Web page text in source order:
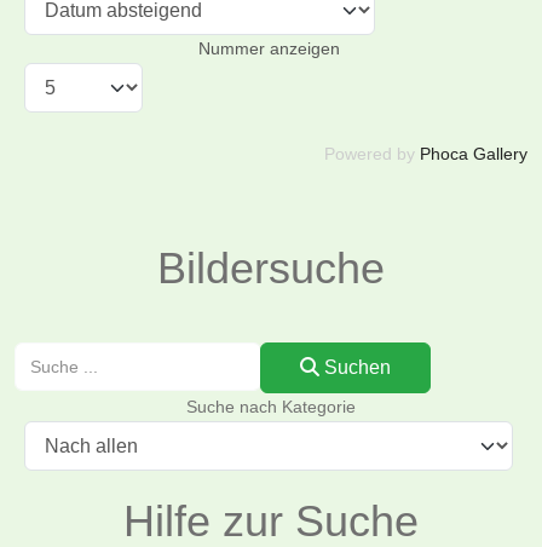
Nummer anzeigen
Powered by Phoca Gallery
Bildersuche
Suchen
Suchen
Suche nach Kategorie
Hilfe zur Suche